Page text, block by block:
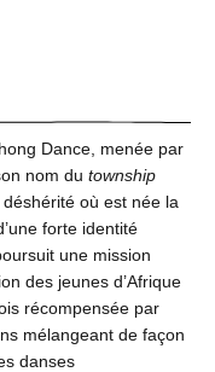
Dance, menée par
nom du township
où est née la
forte identité
une mission
des jeunes d’Afrique
récompensée par
mélangeant de façon
danses